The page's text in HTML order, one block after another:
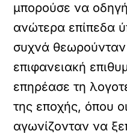
μπορούσε να
ανώτερα επίπεδα
συχνά θεωρούνταν
επιφανειακή
επηρέασε τη
της εποχής, όπου
αγωνίζονταν να